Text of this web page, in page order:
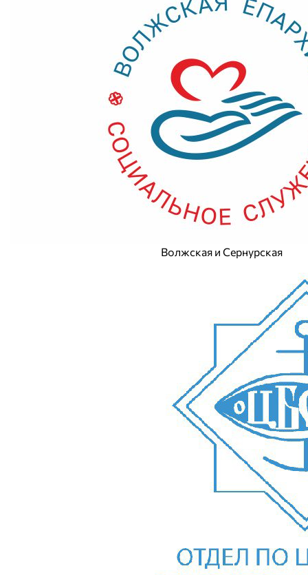
Волжская и Сернурская